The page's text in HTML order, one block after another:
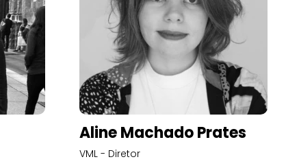
Aline Machado Prates
VML - Diretor